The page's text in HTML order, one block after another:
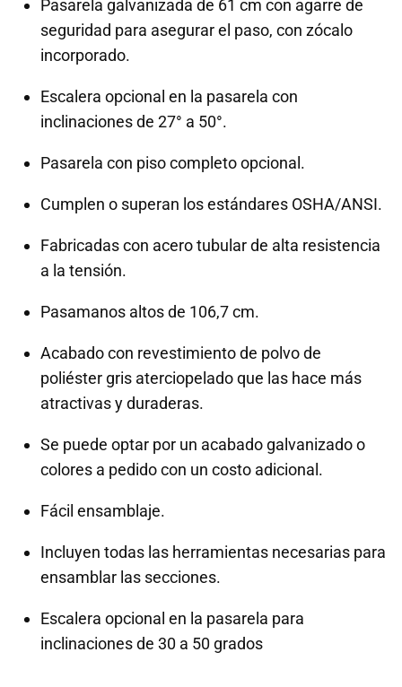
Pasarela galvanizada de 61 cm con agarre de
seguridad para asegurar el paso, con zócalo
incorporado.
Escalera opcional en la pasarela con
inclinaciones de 27° a 50°.
Pasarela con piso completo opcional.
Cumplen o superan los estándares OSHA/ANSI.
Fabricadas con acero tubular de alta resistencia
a la tensión.
Pasamanos altos de 106,7 cm.
Acabado con revestimiento de polvo de
poliéster gris aterciopelado que las hace más
atractivas y duraderas.
Se puede optar por un acabado galvanizado o
colores a pedido con un costo adicional.
Fácil ensamblaje.
Incluyen todas las herramientas necesarias para
ensamblar las secciones.
Escalera opcional en la pasarela para
inclinaciones de 30 a 50 grados